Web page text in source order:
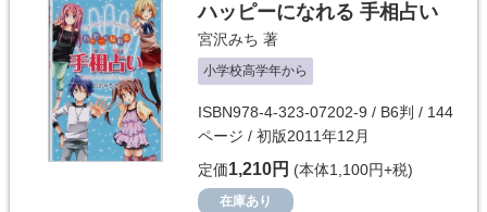
ハッピーになれる 手相占い
宮沢みち 著
小学校高学年から
ISBN978-4-323-07202-9 / B6判 / 144
ページ / 初版2011年12月
定価1,210円 (本体1,100円+税)
在庫あり